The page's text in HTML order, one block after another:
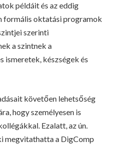
példáit és az eddig
formális oktatási programok
szerinti
a szintnek a
ismeretek, készségek és
követően lehetsőség
hogy személyesen is
Ezalatt, az ún.
megvitathatta a DigComp